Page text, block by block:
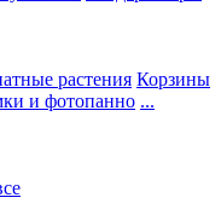
растения Корзины
и фотопанно ...